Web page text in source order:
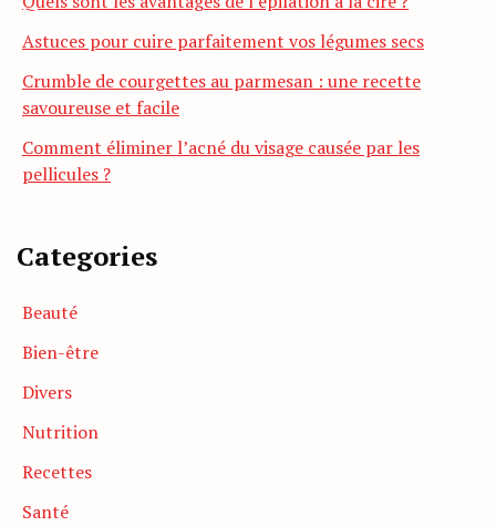
Astuces pour cuire parfaitement vos légumes secs
Crumble de courgettes au parmesan : une recette
savoureuse et facile
Comment éliminer l’acné du visage causée par les
pellicules ?
Categories
Beauté
Bien-être
Divers
Nutrition
Recettes
Santé